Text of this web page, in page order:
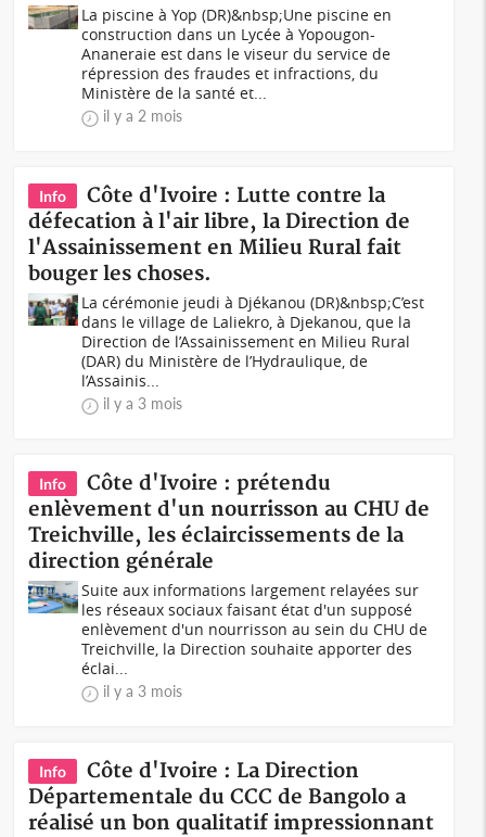
La piscine à Yop (DR)&nbsp;Une piscine en
construction dans un Lycée à Yopougon-
Ananeraie est dans le viseur du service de
répression des fraudes et infractions, du
Ministère de la santé et...
il y a 2 mois
Info
Côte d'Ivoire : Lutte contre la
défecation à l'air libre, la Direction de
l'Assainissement en Milieu Rural fait
bouger les choses.
La cérémonie jeudi à Djékanou (DR)&nbsp;C’est
dans le village de Laliekro, à Djekanou, que la
Direction de l’Assainissement en Milieu Rural
(DAR) du Ministère de l’Hydraulique, de
l’Assainis...
il y a 3 mois
Info
Côte d'Ivoire : prétendu
enlèvement d'un nourrisson au CHU de
Treichville, les éclaircissements de la
direction générale
Suite aux informations largement relayées sur
les réseaux sociaux faisant état d'un supposé
enlèvement d'un nourrisson au sein du CHU de
Treichville, la Direction souhaite apporter des
éclai...
il y a 3 mois
Info
Côte d'Ivoire : La Direction
Départementale du CCC de Bangolo a
réalisé un bon qualitatif impressionnant